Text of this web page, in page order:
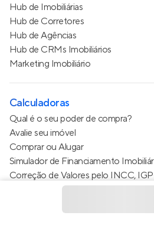
Hub de Imobiliárias
Hub de Corretores
Hub de Agências
Hub de CRMs Imobiliários
Marketing Imobiliário
Calculadoras
Qual é o seu poder de compra?
Avalie seu imóvel
Comprar ou Alugar
Simulador de Financiamento
Correção de Valores pelo INCC,
Estimativa de valor do condomínio